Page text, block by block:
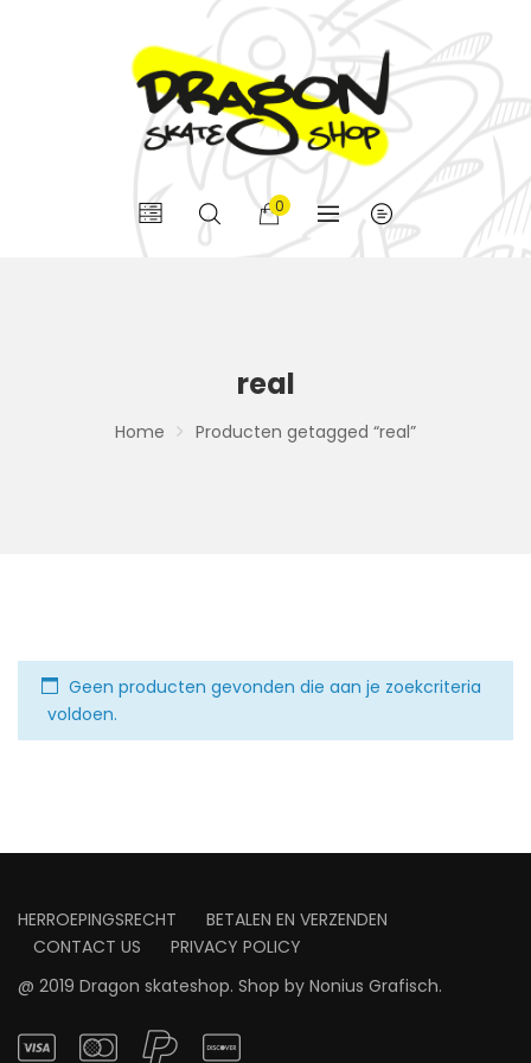
0
real
Home Producten getagged “real”
Geen producten gevonden die aan je zoekcriteria
voldoen.
HERROEPINGSRECHT
BETALEN EN VERZENDEN
CONTACT US
PRIVACY POLICY
@ 2019 Dragon skateshop. Shop by Nonius Grafisch.